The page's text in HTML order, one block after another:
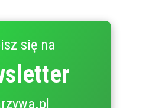
się na